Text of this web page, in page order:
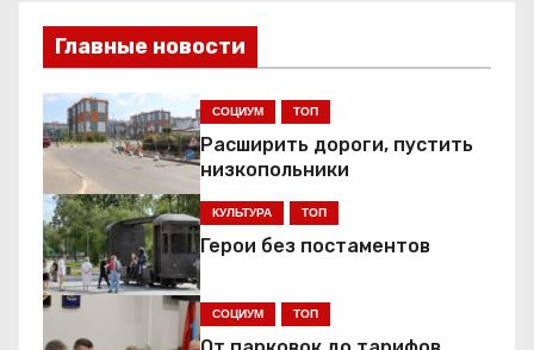
и
г
а
ц
и
я
п
Главные новости
СОЦИУМ ТОП
Расширить дороги, пустить
низкопольники
КУЛЬТУРА ТОП
Герои без постаментов
СОЦИУМ ТОП